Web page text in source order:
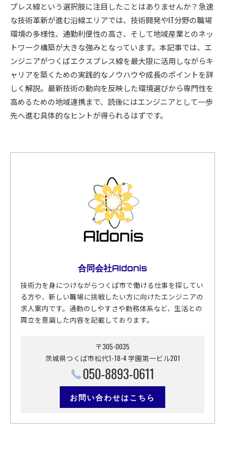
プレス線という選択肢に注目したことはありませんか？急速
な技術革新が進む沿線エリアでは、技術開発やIT分野の職場
環境の多様性、通勤利便性の高さ、そして地域産業とのネッ
トワーク構築が大きな強みとなっています。本記事では、エ
ンジニアがつくばエクスプレス線を最大限に活用しながらキ
ャリアを築くための実践的なノウハウや成長のポイントを詳
しく解説。最新技術の動向を反映した環境選びから専門性を
高めるための地域連携まで、読後にはエンジニアとして一歩
先へ進む具体的なヒントが得られるはずです。
合同会社AIdonis
技術力を身につけながらつくば市で働ける仕事を探してい
る方や、新しい職場に挑戦したい方に向けたエンジニアの
求人案内です。通勤のしやすさや勤務体系など、生活との
両立を意識した内容を記載しております。
〒305-0035
茨城県つくば市松代1-18-4 学園第一ビル201
050-8893-0611
お問い合わせはこちら